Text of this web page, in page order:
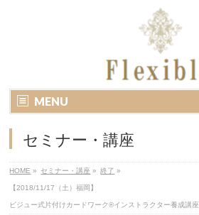
MENU
セミナー・講座
HOME » セミナー・講座 » 終了 »
【2018/11/17（土）福岡】
ビジュー式片付けカードワーク®インストラクター養成講座